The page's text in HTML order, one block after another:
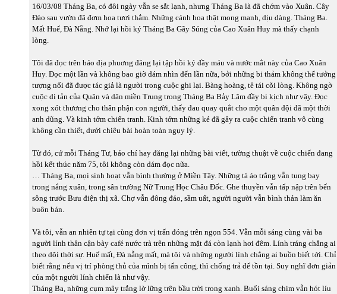
16/03/08 Tháng Ba, có đôi ngày vẫn se sắt lạnh, nhưng Tháng Ba là đã chớm vào Xuân. Cây
Đào sau vườn đã đơm hoa tươi thắm. Những cánh hoa thật mong manh, dịu dàng. Tháng Ba.
Mất Huế, Đà Nẵng. Nhớ lại hồi ký Tháng Ba Gãy Súng của Cao Xuân Huy mà thấy chạnh
lòng.
Tôi đã đọc trên báo địa phuơng đăng lại tập hồi ký đầy máu và nước mắt này của Cao Xuân
Huy. Đọc một lần và không bao giờ dám nhìn đến lần nữa, bởi những bi thảm không thể tưởng
tượng nổi đã được tác giả là người trong cuộc ghi lại. Bàng hoàng, tê tái cõi lòng. Không ngờ
cuộc di tản của Quân và dân miền Trung trong Tháng Ba Bảy Lăm đầy bi kịch như vậy. Đọc
xong xót thương cho thân phận con người, thấy đau quay quắt cho một quân đội đã một thời
anh dũng. Và kinh tởm chiến tranh. Kinh tởm những kẻ đã gây ra cuộc chiến tranh vô cùng
không cần thiết, dưới chiêu bài hoàn toàn ngụy lý.
Từ đó, cứ mỗi Tháng Tư, báo chí hay đăng lại những bài viết, tường thuật về cuộc chiến đang
hồi kết thúc năm 75, tôi không còn dám đọc nữa.
… Tháng Ba, mọi sinh hoạt vẫn bình thường ở Miền Tây. Những tà áo trắng vẫn tung bay
trong nắng xuân, trong sân trường Nữ Trung Học Châu Đốc. Ghe thuyền vẫn tấp nập trên bến
sông trước Bưu điện thị xã. Chợ vẫn đông đảo, sầm uất, người người vẫn bình thản làm ăn
buôn bán.
Và tôi, vẫn an nhiên tự tại cùng đơn vị trấn đóng trên ngọn 554. Vẫn mỗi sáng cùng vài ba
người lính thân cận bày café nước trà trên những mặt đá còn lạnh hơi đêm. Lính tráng chẳng ai
theo dõi thời sự. Huế mất, Đà nẵng mất, mà tôi và những người lính chẳng ai buồn biết tới. Chỉ
biết rằng nếu vị trí phòng thủ của mình bị tấn công, thì chống trả để tồn tại. Suy nghĩ đơn giản
của một người lính chiến là như vậy.
Tháng Ba, những cụm mây trắng lờ lững trên bầu trời trong xanh. Buổi sáng chim vẫn hót líu